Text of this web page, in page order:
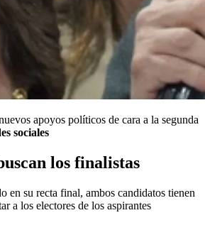
apoyos políticos de cara a la segunda
sociales
los finalistas
en su recta final, ambos candidatos tienen
a los electores de los aspirantes